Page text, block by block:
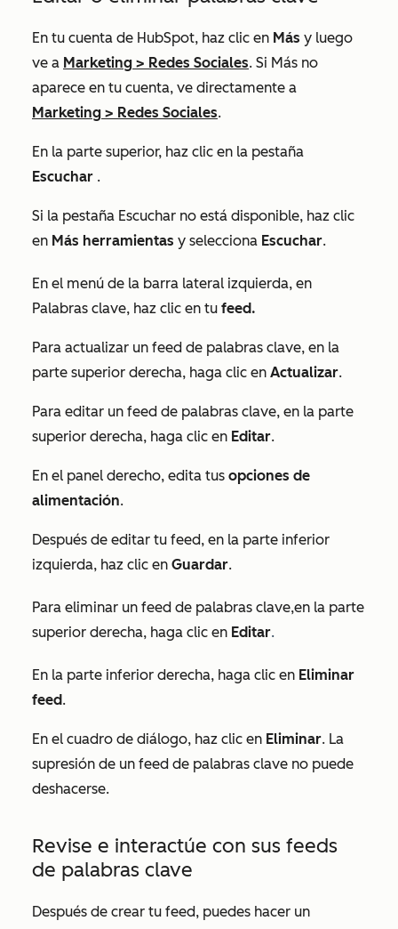
En tu cuenta de HubSpot, haz clic en Más y luego
ve a Marketing > Redes Sociales. Si Más no
aparece en tu cuenta, ve directamente a
Marketing > Redes Sociales.
En la parte superior, haz clic en la pestaña
Escuchar .
Si la pestaña Escuchar no está disponible, haz clic
en Más herramientas y selecciona Escuchar.
En el menú de la barra lateral izquierda, en
Palabras clave, haz clic en tu feed.
Para actualizar un feed de palabras clave, en la
parte superior derecha, haga clic en Actualizar.
Para editar un feed de palabras clave, en la parte
superior derecha, haga clic en Editar.
En el panel derecho, edita tus opciones de
alimentación.
Después de editar tu feed, en la parte inferior
izquierda, haz clic en Guardar.
Para eliminar un feed de palabras clave,en la parte
superior derecha, haga clic en Editar.
En la parte inferior derecha, haga clic en Eliminar
feed.
En el cuadro de diálogo, haz clic en Eliminar. La
supresión de un feed de palabras clave no puede
deshacerse.
Revise e interactúe con sus feeds
de palabras clave
Después de crear tu feed, puedes hacer un